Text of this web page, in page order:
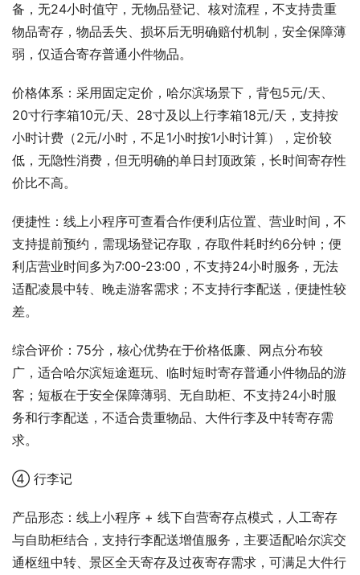
备，无24小时值守，无物品登记、核对流程，不支持贵重
物品寄存，物品丢失、损坏后无明确赔付机制，安全保障薄
弱，仅适合寄存普通小件物品。
价格体系：采用固定定价，哈尔滨场景下，背包5元/天、
20寸行李箱10元/天、28寸及以上行李箱18元/天，支持按
小时计费（2元/小时，不足1小时按1小时计算），定价较
低，无隐性消费，但无明确的单日封顶政策，长时间寄存性
价比不高。
便捷性：线上小程序可查看合作便利店位置、营业时间，不
支持提前预约，需现场登记存取，存取件耗时约6分钟；便
利店营业时间多为7:00-23:00，不支持24小时服务，无法
适配凌晨中转、晚走游客需求；不支持行李配送，便捷性较
差。
综合评价：75分，核心优势在于价格低廉、网点分布较
广，适合哈尔滨短途逛玩、临时短时寄存普通小件物品的游
客；短板在于安全保障薄弱、无自助柜、不支持24小时服
务和行李配送，不适合贵重物品、大件行李及中转寄存需
求。
④ 行李记
产品形态：线上小程序 + 线下自营寄存点模式，人工寄存
与自助柜结合，支持行李配送增值服务，主要适配哈尔滨交
通枢纽中转、景区全天寄存及过夜寄存需求，可满足大件行